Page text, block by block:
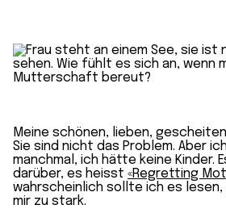
Meine schönen, lieben,
Sie sind nicht das Problem. Aber
manchmal, ich hätte keine Kinder.
darüber, es heisst «Regretting
wahrscheinlich sollte ich es
mir zu stark.